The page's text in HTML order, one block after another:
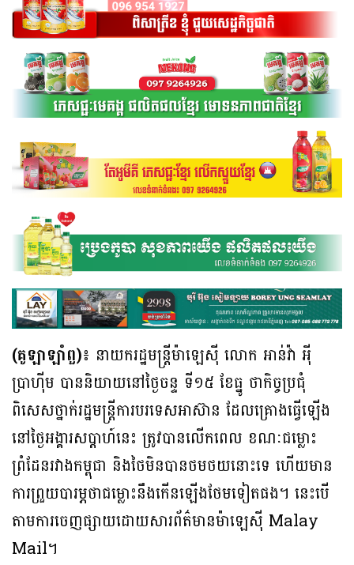
(គូឡាឡាំពួ)៖ នាយករដ្ឋមន្ត្រីម៉ាឡេស៊ី លោក អាន់វ៉ា អ៉ី
ប្រាហ៊ីម បាននិយាយនៅថ្ងៃចន្ទ ទី១៥ ខែធ្នូ ថាកិច្ចប្រជុំ
ពិសេសថ្នាក់រដ្ឋមន្ត្រីការបរទេសអាស៊ាន ដែលគ្រោងធ្វើឡើង
នៅថ្ងៃអង្គារសប្ដាហ៍នេះ ត្រូវបានលើកពេល ខណៈជម្លោះ
ព្រំដែនរវាងកម្ពុជា និងថៃមិនបានថមថយនោះទេ ហើយមាន
ការព្រួយបារម្ភថាជម្លោះនឹងកើនឡើងថែមទៀតផង។ នេះបើ
តាមការចេញផ្សាយដោយសារព័ត៌មានម៉ាឡេស៊ី Malay
Mail។